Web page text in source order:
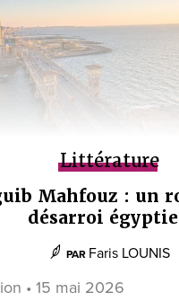
Littérature
Mahfouz : un
désarroi
PAR Faris LOUNIS
• 15 mai 2026